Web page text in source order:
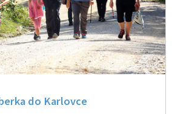
do Karlovce